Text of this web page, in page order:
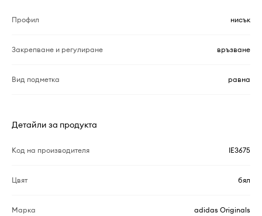
Профил нисък
Закрепване и регулиране връзване
Вид подметка равна
Детайли за продукта
Код на производителя IE3675
Цвят бял
Марка adidas Originals